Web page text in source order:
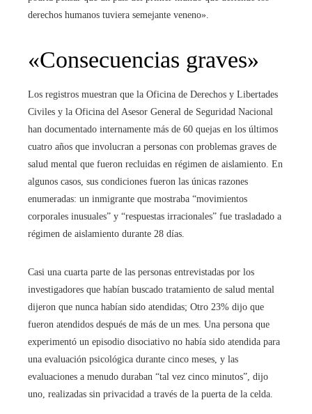
derechos humanos tuviera semejante veneno».
«Consecuencias graves»
Los registros muestran que la Oficina de Derechos y Libertades
Civiles y la Oficina del Asesor General de Seguridad Nacional
han documentado internamente más de 60 quejas en los últimos
cuatro años que involucran a personas con problemas graves de
salud mental que fueron recluidas en régimen de aislamiento. En
algunos casos, sus condiciones fueron las únicas razones
enumeradas: un inmigrante que mostraba “movimientos
corporales inusuales” y “respuestas irracionales” fue trasladado a
régimen de aislamiento durante 28 días.
Casi una cuarta parte de las personas entrevistadas por los
investigadores que habían buscado tratamiento de salud mental
dijeron que nunca habían sido atendidas; Otro 23% dijo que
fueron atendidos después de más de un mes. Una persona que
experimentó un episodio disociativo no había sido atendida para
una evaluación psicológica durante cinco meses, y las
evaluaciones a menudo duraban “tal vez cinco minutos”, dijo
uno, realizadas sin privacidad a través de la puerta de la celda.